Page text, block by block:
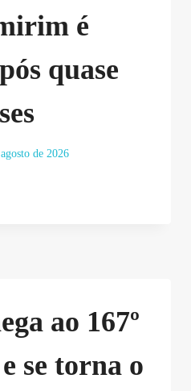
é
quase
de 2026
ao 167º
se torna o